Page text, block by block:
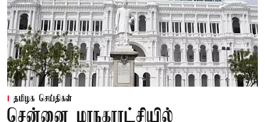
தமிழக செய்திகள்
சென்னை மாநகராட்சியில்